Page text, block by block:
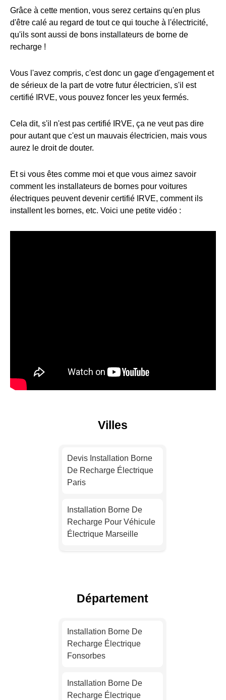
Grâce à cette mention, vous serez certains qu'en plus
d'être calé au regard de tout ce qui touche à l'électricité,
qu'ils sont aussi de bons installateurs de borne de
recharge !
Vous l'avez compris, c'est donc un gage d'engagement et
de sérieux de la part de votre futur électricien, s'il est
certifié IRVE, vous pouvez foncer les yeux fermés.
Cela dit, s'il n'est pas certifié IRVE, ça ne veut pas dire
pour autant que c'est un mauvais électricien, mais vous
aurez le droit de douter.
Et si vous êtes comme moi et que vous aimez savoir
comment les installateurs de bornes pour voitures
électriques peuvent devenir certifié IRVE, comment ils
installent les bornes, etc. Voici une petite vidéo :
Villes
Devis Installation Borne
De Recharge Électrique
Paris
Installation Borne De
Recharge Pour Véhicule
Électrique Marseille
Toulouse
Électrique Nice
Département
Installation Borne De
Recharge Électrique
Fonsorbes
Installation Borne De
Recharge Électrique